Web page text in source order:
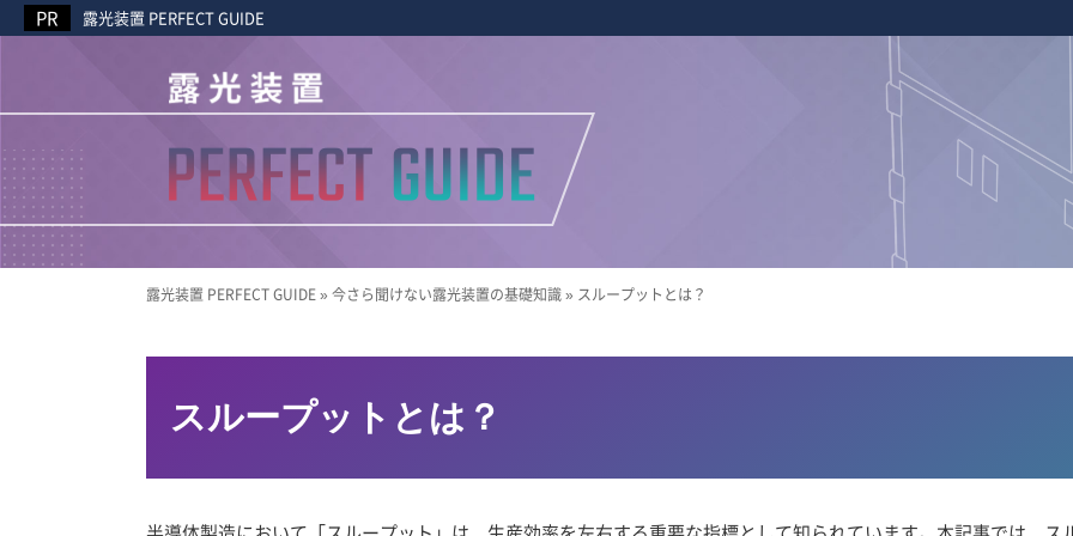
露光装置 PERFECT GUIDE
露光装置 PERFECT GUIDE» 今さら聞けない露光装置の基礎知識» スループットとは？
スループットとは？